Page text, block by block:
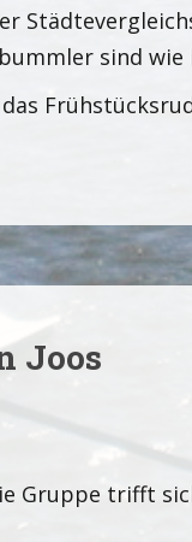
sind wie
Joos
Gruppe trifft